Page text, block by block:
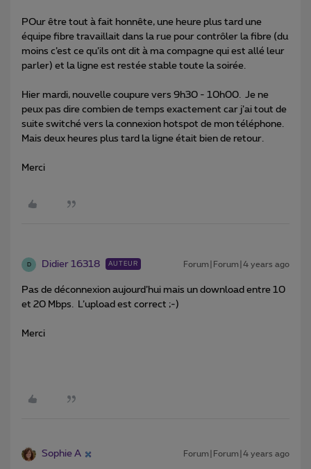
POur être tout à fait honnête, une heure plus tard une
équipe fibre travaillait dans la rue pour contrôler la fibre (du
moins c’est ce qu’ils ont dit à ma compagne qui est allé leur
parler) et la ligne est restée stable toute la soirée.
Hier mardi, nouvelle coupure vers 9h30 - 10h00. Je ne
peux pas dire combien de temps exactement car j’ai tout de
suite switché vers la connexion hotspot de mon téléphone.
Mais deux heures plus tard la ligne était bien de retour.
Merci
D Didier 16318 AUTEUR Forum|Forum|4 years ago
Pas de déconnexion aujourd’hui mais un download entre 10
et 20 Mbps. L’upload est correct ;-)
Merci
Sophie A Forum|Forum|4 years ago